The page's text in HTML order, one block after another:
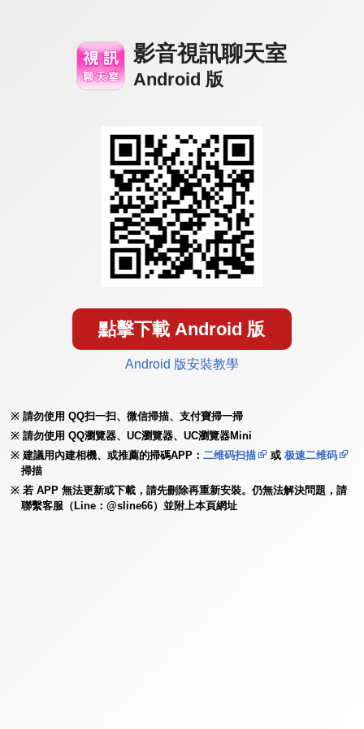
影音視訊聊天室
Android 版
點擊下載 Android 版
Android 版安裝教學
請勿使用 QQ扫一扫、微信掃描、支付寶掃一掃
請勿使用 QQ瀏覽器、UC瀏覽器、UC瀏覽器Mini
建議用內建相機、或推薦的掃碼APP：二维码扫描 或极速二维码
掃描
若 APP 無法更新或下載，請先刪除再重新安裝。仍無法解決問題，請
聯繫客服（Line：@sline66）並附上本頁網址